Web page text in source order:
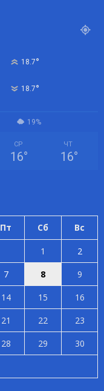
18.7°
18.7°
19%
СР
16°
ЧТ
16°
Пт Сб Вс
1
2
7 8
9
14 15
16
21 22
23
28 29
30